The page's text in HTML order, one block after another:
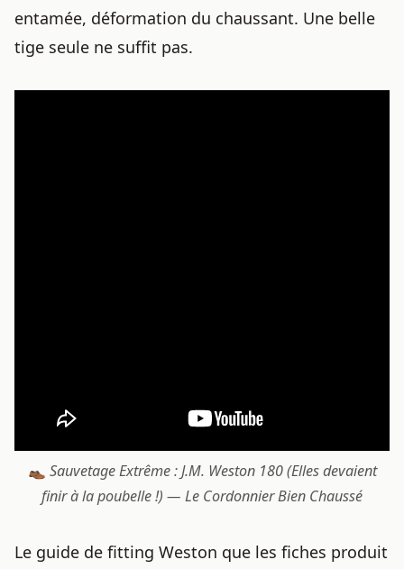
entamée, déformation du chaussant. Une belle
tige seule ne suffit pas.
👞 Sauvetage Extrême : J.M. Weston 180 (Elles devaient
finir à la poubelle !) — Le Cordonnier Bien Chaussé
Le guide de fitting Weston que les fiches produit